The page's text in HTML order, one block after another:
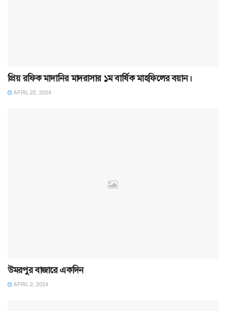
প্রিয় রফিক মাদানির মাদরাসার ১ম বার্ষিক মাহফিলের বয়ান।
APRIL 22, 2024
উমরপুর বাজারে একদিন
APRIL 2, 2024